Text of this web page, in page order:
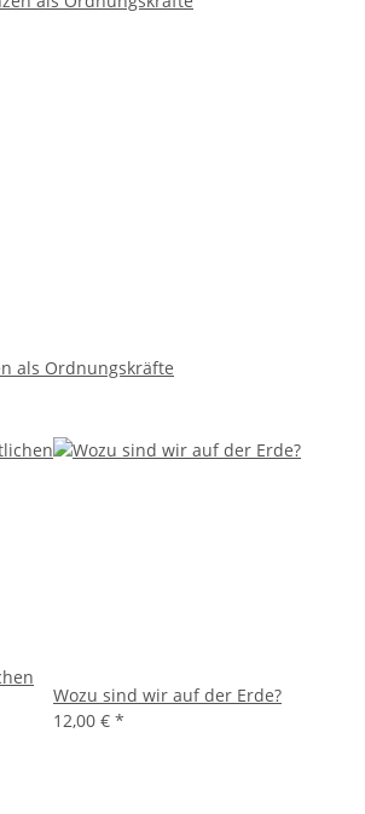
als Ordnungskräfte
Wozu sind wir auf der Erde?
12,00 € *